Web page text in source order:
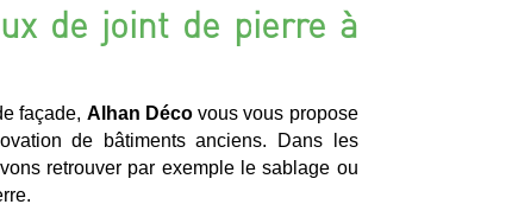
de joint de pierre à
façade, Alhan Décovous vous propose
de bâtiments anciens. Dans les
retrouver par exemple le sablage ou